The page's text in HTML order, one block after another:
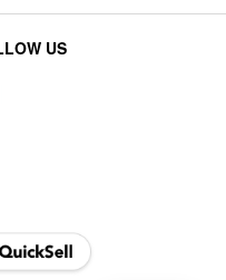
US